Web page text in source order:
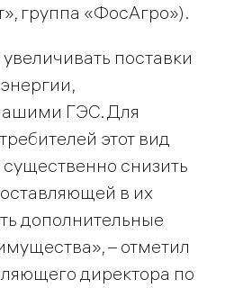
группа «ФосАгро»).
поставки
ГЭС. Для
этот вид
снизить
в их
дополнительные
– отметил
директора по